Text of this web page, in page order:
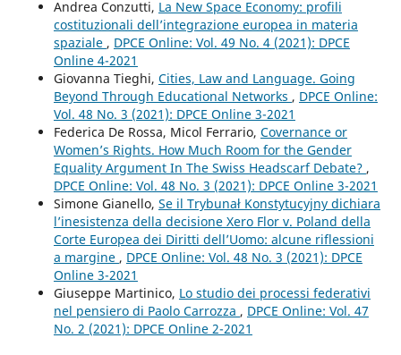
Andrea Conzutti, La New Space Economy: profili
costituzionali dell’integrazione europea in materia
spaziale , DPCE Online: Vol. 49 No. 4 (2021): DPCE
Online 4-2021
Giovanna Tieghi, Cities, Law and Language. Going
Beyond Through Educational Networks , DPCE Online:
Vol. 48 No. 3 (2021): DPCE Online 3-2021
Federica De Rossa, Micol Ferrario, Covernance or
Women’s Rights. How Much Room for the Gender
Equality Argument In The Swiss Headscarf Debate? ,
DPCE Online: Vol. 48 No. 3 (2021): DPCE Online 3-2021
Simone Gianello, Se il Trybunał Konstytucyjny dichiara
l’inesistenza della decisione Xero Flor v. Poland della
Corte Europea dei Diritti dell’Uomo: alcune riflessioni
a margine , DPCE Online: Vol. 48 No. 3 (2021): DPCE
Online 3-2021
Giuseppe Martinico, Lo studio dei processi federativi
nel pensiero di Paolo Carrozza , DPCE Online: Vol. 47
No. 2 (2021): DPCE Online 2-2021